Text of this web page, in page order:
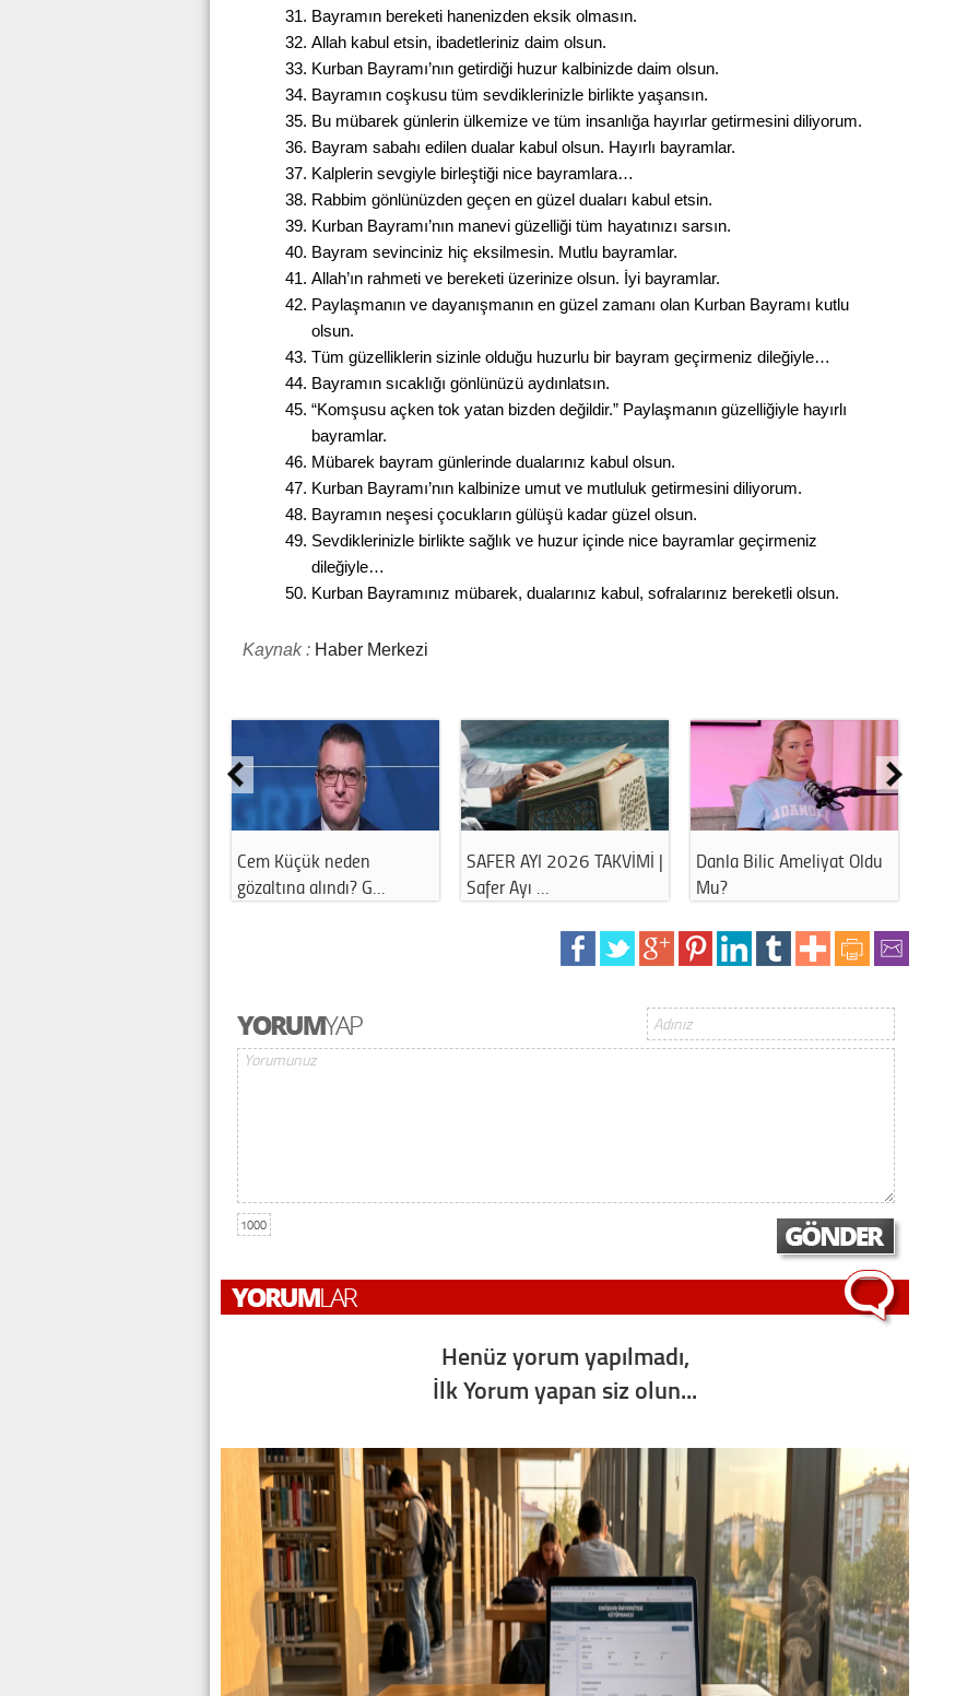
Bayramın bereketi hanenizden eksik olmasın.
Allah kabul etsin, ibadetleriniz daim olsun.
Kurban Bayramı’nın getirdiği huzur kalbinizde daim olsun.
Bayramın coşkusu tüm sevdiklerinizle birlikte yaşansın.
Bu mübarek günlerin ülkemize ve tüm insanlığa hayırlar getirmesini diliyorum.
Bayram sabahı edilen dualar kabul olsun. Hayırlı bayramlar.
Kalplerin sevgiyle birleştiği nice bayramlara…
Rabbim gönlünüzden geçen en güzel duaları kabul etsin.
Kurban Bayramı’nın manevi güzelliği tüm hayatınızı sarsın.
Bayram sevinciniz hiç eksilmesin. Mutlu bayramlar.
Allah’ın rahmeti ve bereketi üzerinize olsun. İyi bayramlar.
Paylaşmanın ve dayanışmanın en güzel zamanı olan Kurban Bayramı kutlu
olsun.
Tüm güzelliklerin sizinle olduğu huzurlu bir bayram geçirmeniz dileğiyle…
Bayramın sıcaklığı gönlünüzü aydınlatsın.
“Komşusu açken tok yatan bizden değildir.” Paylaşmanın güzelliğiyle hayırlı
bayramlar.
Mübarek bayram günlerinde dualarınız kabul olsun.
Kurban Bayramı’nın kalbinize umut ve mutluluk getirmesini diliyorum.
Bayramın neşesi çocukların gülüşü kadar güzel olsun.
Sevdiklerinizle birlikte sağlık ve huzur içinde nice bayramlar geçirmeniz
dileğiyle…
Kurban Bayramınız mübarek, dualarınız kabul, sofralarınız bereketli olsun.
Kaynak : Haber Merkezi
Cem Küçük neden
gözaltına alındı? G…
SAFER AYI 2026 TAKVİMİ |
Safer Ayı …
Danla Bilic Ameliyat Oldu
Mu?
1000
Henüz yorum yapılmadı,
İlk Yorum yapan siz olun...